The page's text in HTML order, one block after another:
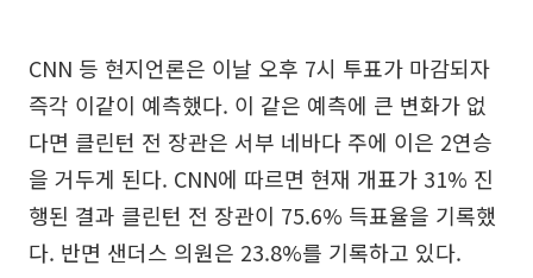
CNN 등 현지언론은 이날 오후 7시 투표가 마감되자
즉각 이같이 예측했다. 이 같은 예측에 큰 변화가 없
다면 클린턴 전 장관은 서부 네바다 주에 이은 2연승
을 거두게 된다. CNN에 따르면 현재 개표가 31% 진
행된 결과 클린턴 전 장관이 75.6% 득표율을 기록했
다. 반면 샌더스 의원은 23.8%를 기록하고 있다.